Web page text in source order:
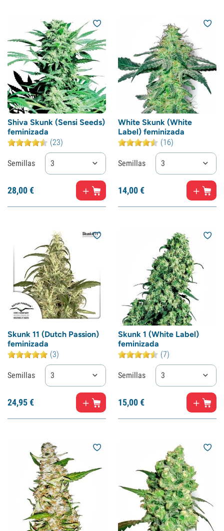
Shiva Skunk (Sensi Seeds)
feminizada
(23)
Semillas 3
28,00€
White Skunk (White
Label) feminizada
(16)
Semillas 3
14,00€
Skunk 11 (Dutch Passion)
feminizada
(3)
Semillas 3
24,95€
Skunk 1 (White Label)
feminizada
(7)
Semillas 3
15,00€